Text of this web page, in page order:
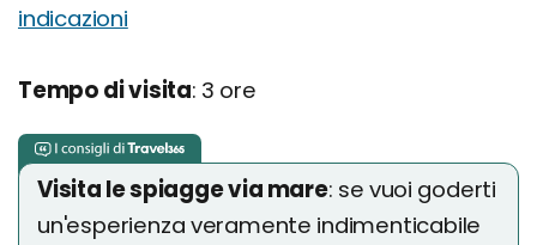
indicazioni
Tempo di visita: 3 ore
Visita le spiagge via mare: se vuoi goderti
un'esperienza veramente indimenticabile